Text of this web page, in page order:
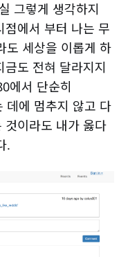
그렇게 생각하지
점에서 부터 나는 무
도 세상을 이롭게 하
도 전혀 달라지지
에서 단순히
데에 멈추지 않고 다
것이라도 내가 옳다
.